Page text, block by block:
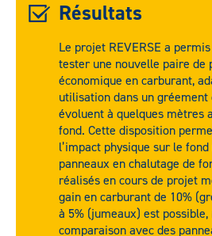
Résultats
Le projet REVERSE a
tester une nouvelle paire de
économique en carburant,
utilisation dans un gréement
évoluent à quelques mètres
fond. Cette disposition
l’impact physique sur le
panneaux en chalutage de
réalisés en cours de projet
gain en carburant de 10%
à 5% (jumeaux) est
comparaison avec des